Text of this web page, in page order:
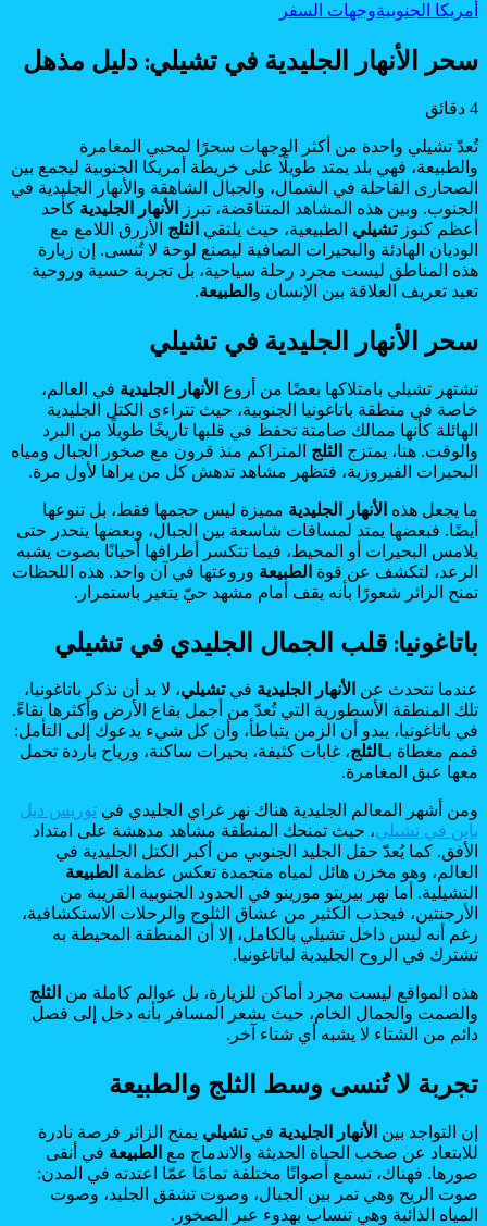
أمريكا الجنوبيةوجهات السفر
سحر الأنهار الجليدية في تشيلي: دليل مذهل
4 دقائق
تُعدّ تشيلي واحدة من أكثر الوجهات سحرًا لمحبي المغامرة
والطبيعة، فهي بلد يمتد طويلًا على خريطة أمريكا الجنوبية ليجمع بين
الصحارى القاحلة في الشمال، والجبال الشاهقة والأنهار الجليدية في
الجنوب. وبين هذه المشاهد المتناقضة، تبرز
الأنهار الجليدية كأحد
أعظم كنوزتشيلي الطبيعية، حيث يلتقي الثلج الأزرق اللامع مع
الوديان الهادئة والبحيرات الصافية ليصنع لوحة لا تُنسى. إن زيارة
هذه المناطق ليست مجرد رحلة سياحية، بل تجربة حسية وروحية
تعيد تعريف العلاقة بين الإنسان و الطبيعة.
سحر الأنهار الجليدية في تشيلي
تشتهر تشيلي بامتلاكها بعضًا من أروع الأنهار الجليدية في العالم،
خاصة في منطقة باتاغونيا الجنوبية، حيث تتراءى الكتل الجليدية
الهائلة كأنها ممالك صامتة تحفظ في قلبها تاريخًا طويلًا من البرد
والوقت. هنا، يمتزج الثلج المتراكم منذ قرون مع صخور الجبال ومياه
البحيرات الفيروزية، فتظهر مشاهد تدهش كل من يراها لأول مرة.
ما يجعل هذه الأنهار الجليدية مميزة ليس حجمها فقط، بل تنوعها
أيضًا. فبعضها يمتد لمسافات شاسعة بين الجبال، وبعضها ينحدر حتى
يلامس البحيرات أو المحيط، فيما تتكسر أطرافها أحيانًا بصوت يشبه
الرعد، لتكشف عن قوة الطبيعة وروعتها في آن واحد. هذه اللحظات
تمنح الزائر شعورًا بأنه يقف أمام مشهد حيّ يتغير باستمرار.
باتاغونيا: قلب الجمال الجليدي في تشيلي
عندما نتحدث عن الأنهار الجليدية فيتشيلي، لا بد أن نذكر باتاغونيا،
تلك المنطقة الأسطورية التي تُعدّ من أجمل بقاع الأرض وأكثرها نقاءً.
في باتاغونيا، يبدو أن الزمن يتباطأ، وأن كل شيء يدعوك إلى التأمل:
قمم مغطاة بـالثلج، غابات كثيفة، بحيرات ساكنة، ورياح باردة تحمل
معها عبق المغامرة.
ومن أشهر المعالم الجليدية هناك نهر غراي الجليدي في توريس ديل
باين في تشيلي، حيث تمنحك المنطقة مشاهد مدهشة على امتداد
الأفق. كما يُعدّ حقل الجليد الجنوبي من أكبر الكتل الجليدية في
العالم، وهو مخزن هائل لمياه متجمدة تعكس عظمة الطبيعة
التشيلية. أما نهر بيريتو مورينو في الحدود الجنوبية القريبة من
الأرجنتين، فيجذب الكثير من عشاق الثلوج والرحلات الاستكشافية،
رغم أنه ليس داخل تشيلي بالكامل، إلا أن المنطقة المحيطة به
تشترك في الروح الجليدية لباتاغونيا.
هذه المواقع ليست مجرد أماكن للزيارة، بل عوالم كاملة من الثلج
والصمت والجمال الخام، حيث يشعر المسافر بأنه دخل إلى فصل
دائم من الشتاء لا يشبه أي شتاء آخر.
تجربة لا تُنسى وسط الثلج والطبيعة
إن التواجد بين الأنهار الجليدية فيتشيلي يمنح الزائر فرصة نادرة
للابتعاد عن صخب الحياة الحديثة والاندماج مع الطبيعة في أنقى
صورها. فهناك، تسمع أصواتًا مختلفة تمامًا عمّا اعتدته في المدن:
صوت الريح وهي تمر بين الجبال، وصوت تشقق الجليد، وصوت
المياه الذائبة وهي تنساب بهدوء عبر الصخور.